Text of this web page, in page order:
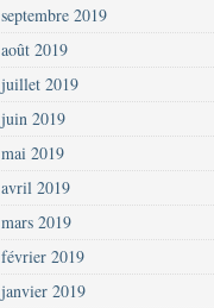
septembre 2019
août 2019
juillet 2019
juin 2019
mai 2019
avril 2019
mars 2019
février 2019
janvier 2019